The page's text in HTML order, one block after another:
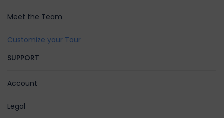
Meet the Team
Customize your Tour
SUPPORT
Account
Legal